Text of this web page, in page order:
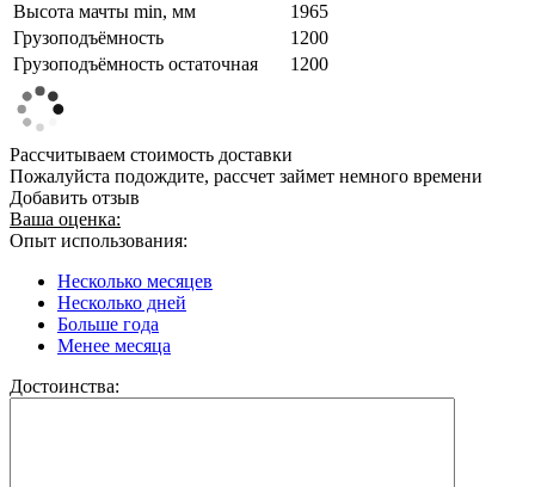
Высота мачты min, мм
1965
Грузоподъёмность
1200
Грузоподъёмность остаточная
1200
Рассчитываем стоимость доставки
Пожалуйста подождите, рассчет займет немного времени
Добавить отзыв
Ваша оценка:
Опыт использования:
Несколько месяцев
Несколько дней
Больше года
Менее месяца
Достоинства: